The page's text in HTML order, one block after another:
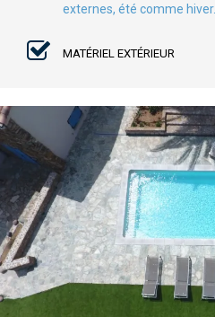
externes, été comme hiver.
MATÉRIEL EXTÉRIEUR